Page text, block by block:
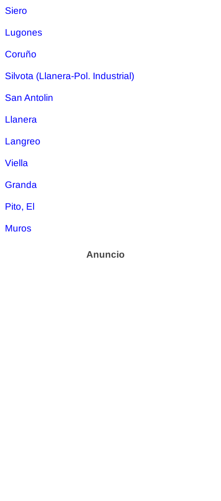
Siero
Lugones
Coruño
Silvota (Llanera-Pol. Industrial)
San Antolin
Llanera
Langreo
Viella
Granda
Pito, El
Muros